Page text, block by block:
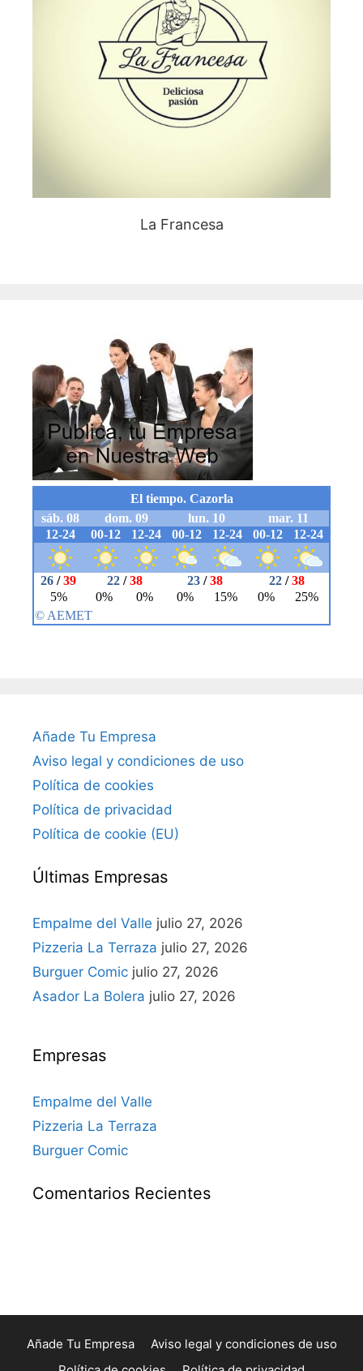
La Francesa
Añade Tu Empresa
Aviso legal y condiciones de uso
Política de cookies
Política de privacidad
Política de cookie (EU)
Últimas Empresas
Empalme del Valle julio 27, 2026
Pizzeria La Terraza julio 27, 2026
Burguer Comic julio 27, 2026
Asador La Bolera julio 27, 2026
Empresas
Empalme del Valle
Pizzeria La Terraza
Burguer Comic
Comentarios Recientes
Añade Tu Empresa
Aviso legal y condiciones de uso